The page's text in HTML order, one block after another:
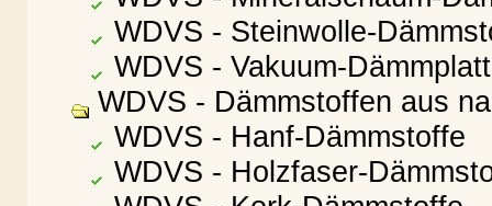
WDVS - Steinwolle-
WDVS - Vakuum-
WDVS - Dämmstoffen aus
WDVS - Hanf-Dämmstoffe
WDVS - Holzfaser-